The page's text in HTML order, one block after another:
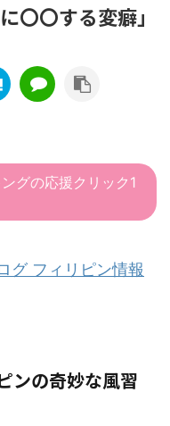
〇〇する変癖」
グの応援クリック1
ンの奇妙な風習